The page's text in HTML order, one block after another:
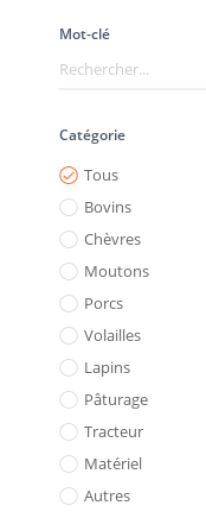
Mot-clé
Catégorie
Tous
Bovins
Chèvres
Moutons
Porcs
Volailles
Lapins
Pâturage
Tracteur
Matériel
Autres